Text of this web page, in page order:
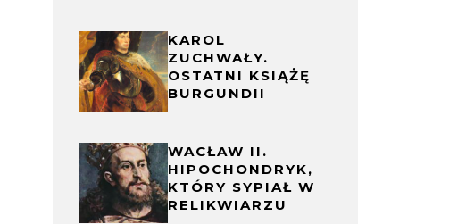
KAROL
ZUCHWAŁY.
OSTATNI KSIĄŻĘ
BURGUNDII
WACŁAW II.
HIPOCHONDRYK,
KTÓRY SYPIAŁ W
RELIKWIARZU